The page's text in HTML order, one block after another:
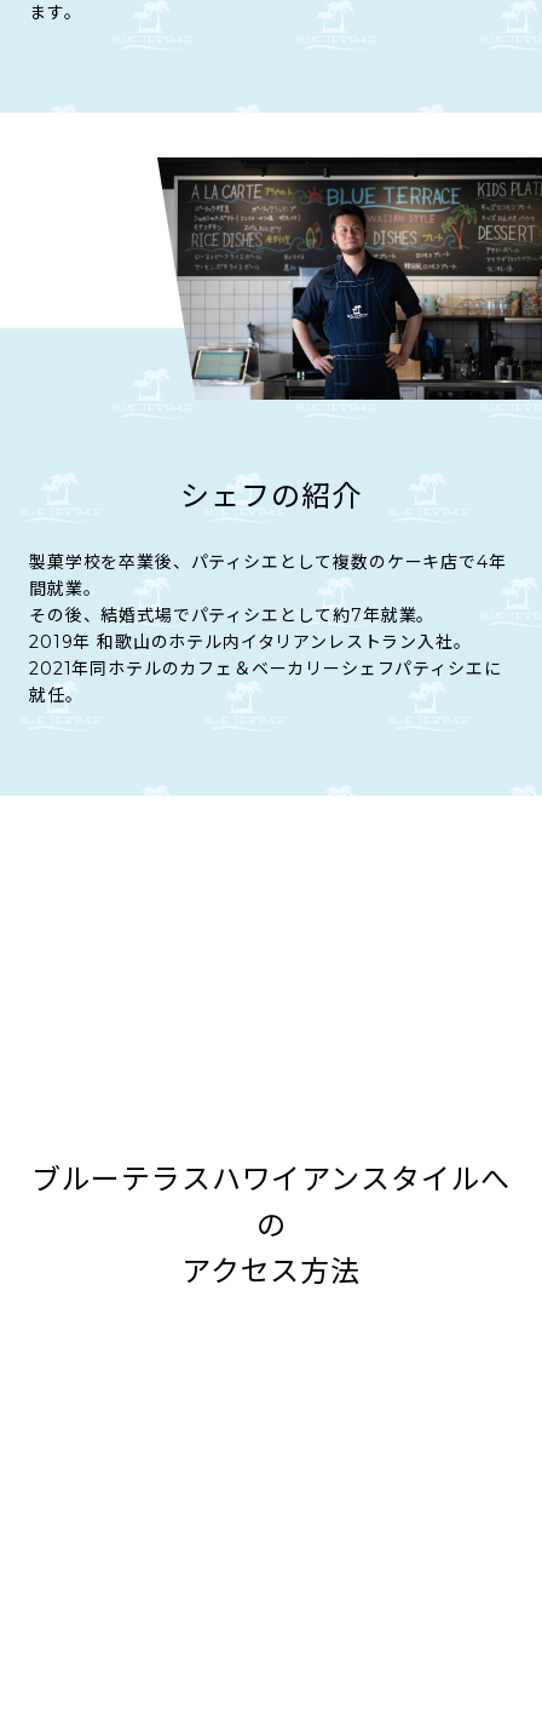
ます。
シェフの紹介
製菓学校を卒業後、パティシエとして複数のケーキ店で4年
間就業。
その後、結婚式場でパティシエとして約7年就業。
2019年 和歌山のホテル内イタリアンレストラン入社。
2021年同ホテルのカフェ＆ベーカリーシェフパティシエに
就任。
ブルーテラスハワイアンスタイルへ
の
アクセス方法